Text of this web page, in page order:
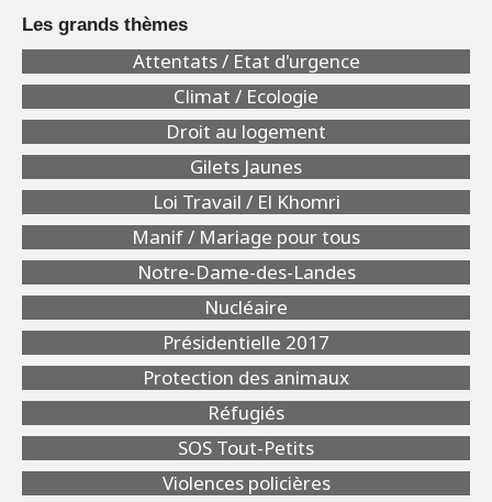
Les grands thèmes
Attentats / Etat d'urgence
Climat / Ecologie
Droit au logement
Gilets Jaunes
Loi Travail / El Khomri
Manif / Mariage pour tous
Notre-Dame-des-Landes
Nucléaire
Présidentielle 2017
Protection des animaux
Réfugiés
SOS Tout-Petits
Violences policières